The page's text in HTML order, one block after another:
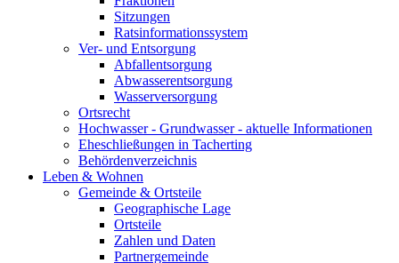
Sitzungen
Ratsinformationssystem
Ver- und Entsorgung
Abfallentsorgung
Abwasserentsorgung
Wasserversorgung
Ortsrecht
Hochwasser - Grundwasser - aktuelle Informationen
Eheschließungen in Tacherting
Behördenverzeichnis
Leben & Wohnen
Gemeinde & Ortsteile
Geographische Lage
Ortsteile
Zahlen und Daten
Partnergemeinde